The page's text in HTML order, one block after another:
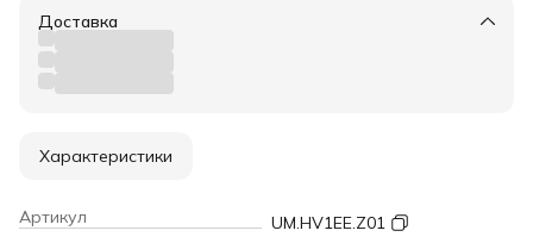
Доставка
Характеристики
Артикул
UM.HV1EE.Z01